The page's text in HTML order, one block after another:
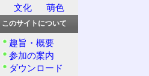
文化
萌色
このサイトについて
趣旨・概要
参加の案内
ダウンロード